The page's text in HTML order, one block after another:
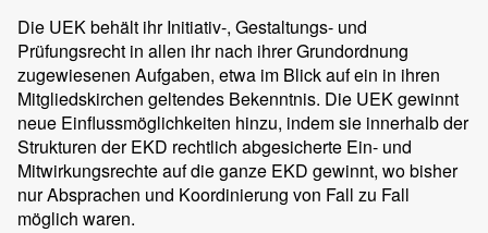
Die UEK behält ihr Initiativ-, Gestaltungs- und
Prüfungsrecht in allen ihr nach ihrer Grundordnung
zugewiesenen Aufgaben, etwa im Blick auf ein in ihren
Mitgliedskirchen geltendes Bekenntnis. Die UEK gewinnt
neue Einflussmöglichkeiten hinzu, indem sie innerhalb der
Strukturen der EKD rechtlich abgesicherte Ein- und
Mitwirkungsrechte auf die ganze EKD gewinnt, wo bisher
nur Absprachen und Koordinierung von Fall zu Fall
möglich waren.